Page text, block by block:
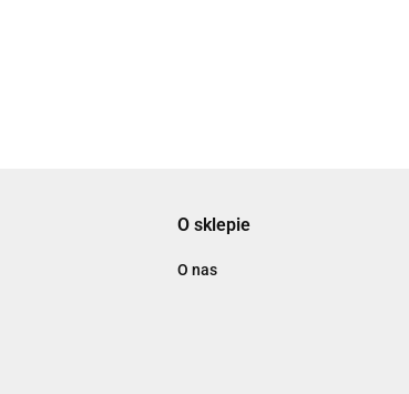
O sklepie
O nas